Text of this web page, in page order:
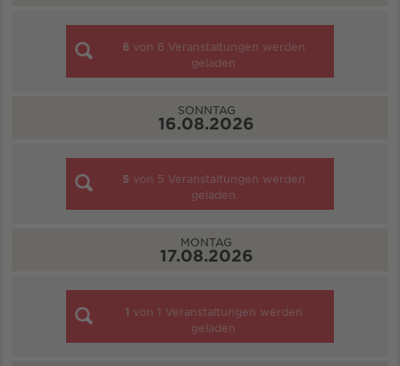
6 von 6 Veranstaltungen werden
geladen
SONNTAG
16.08.2026
5 von 5 Veranstaltungen werden
geladen
MONTAG
17.08.2026
1 von 1 Veranstaltungen werden
geladen